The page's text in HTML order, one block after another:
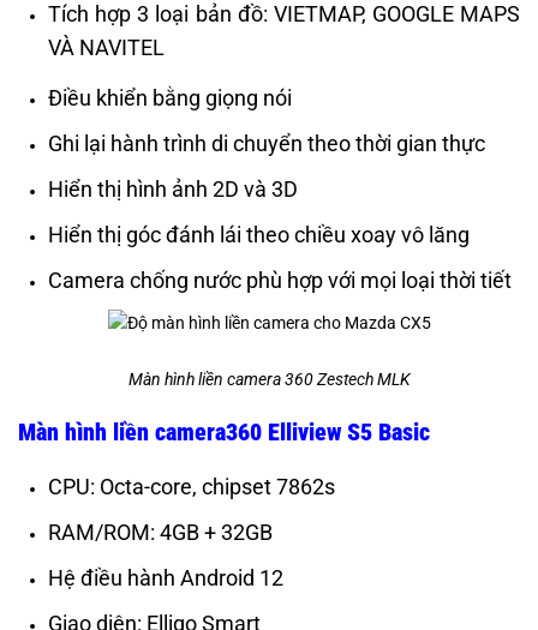
Tích hợp 3 loại bản đồ: VIETMAP, GOOGLE MAPS
VÀ NAVITEL
Điều khiển bằng giọng nói
Ghi lại hành trình di chuyển theo thời gian thực
Hiển thị hình ảnh 2D và 3D
Hiển thị góc đánh lái theo chiều xoay vô lăng
Camera chống nước phù hợp với mọi loại thời tiết
Màn hình liền camera 360 Zestech MLK
Màn hình liền camera360 Elliview S5 Basic
CPU: Octa-core, chipset 7862s
RAM/ROM: 4GB + 32GB
Hệ điều hành Android 12
Giao diện: Elligo Smart